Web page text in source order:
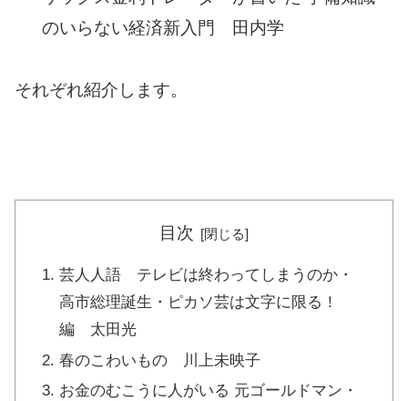
のいらない経済新入門 田内学
それぞれ紹介します。
目次
芸人人語 テレビは終わってしまうのか・
高市総理誕生・ピカソ芸は文字に限る！
編 太田光
春のこわいもの 川上未映子
お金のむこうに人がいる 元ゴールドマン・